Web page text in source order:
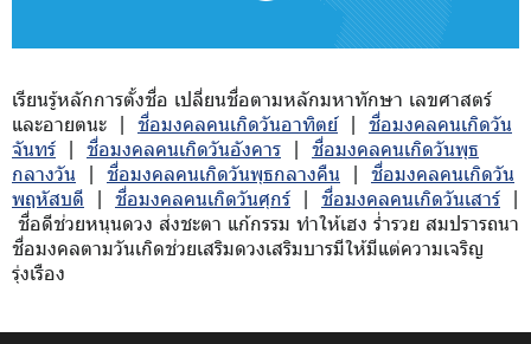
เรียนรู้หลักการตั้งชื่อ เปลี่ยนชื่อตามหลักมหาทักษา เลขศาสตร์
และอายตนะ | ชื่อมงคลคนเกิดวันอาทิตย์| ชื่อมงคลคนเกิดวัน
จันทร์ | ชื่อมงคลคนเกิดวันอังคาร | ชื่อมงคลคนเกิดวันพุธ
กลางวัน | ชื่อมงคลคนเกิดวันพุธกลางคืน | ชื่อมงคลคนเกิดวัน
พฤหัสบดี | ชื่อมงคลคนเกิดวันศุกร์ | ชื่อมงคลคนเกิดวันเสาร์ |
ชื่อดีช่วยหนุนดวง ส่งชะตา แก้กรรม ทำให้เฮง ร่ำรวย สมปรารถนา
ชื่อมงคลตามวันเกิดช่วยเสริมดวงเสริมบารมีให้มีแต่ความเจริญ
รุ่งเรือง